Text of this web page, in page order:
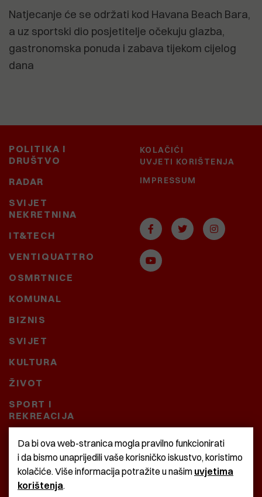
Natjecanje će se održati kod Havana Beach Bara,
a uz sportski dio posjetitelje očekuju glazba,
gastronomska ponuda i zabava tijekom cijelog
dana
POLITIKA I
DRUŠTVO
RADAR
SVIJET
NEKRETNINA
IT&TECH
VENTIQUATTRO
OSMRTNICE
KOMUNAL
BIZNIS
SVIJET
KULTURA
ŽIVOT
SPORT I
REKREACIJA
CRNA KRONIKA
BAŠTARDINI I PRAVI
KRASNA ZEMLJA
KOLAČIĆI
UVJETI KORIŠTENJA
IMPRESSUM
Da bi ova web-stranica mogla pravilno funkcionirati
i da bismo unaprijedili vaše korisničko iskustvo, koristimo
kolačiće. Više informacija potražite u našim uvjetima
korištenja.